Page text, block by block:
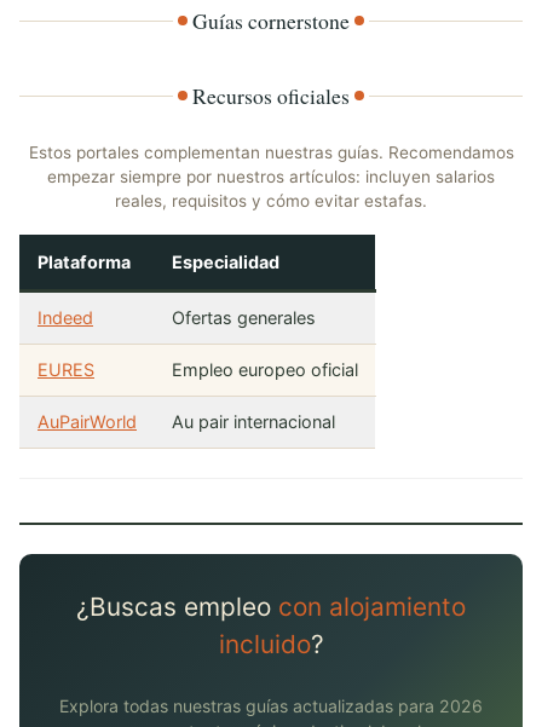
Guías cornerstone
Recursos oficiales
Estos portales complementan nuestras guías. Recomendamos
empezar siempre por nuestros artículos: incluyen salarios
reales, requisitos y cómo evitar estafas.
Plataforma Especialidad
Indeed Ofertas generales
EURES Empleo europeo oficial
AuPairWorld Au pair internacional
¿Buscas empleo con alojamiento
incluido?
Explora todas nuestras guías actualizadas para 2026